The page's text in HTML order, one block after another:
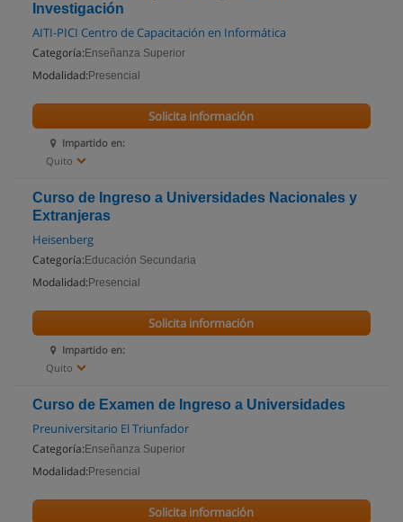
Investigación
AITI-PICI Centro de Capacitación en Informática
Categoría: Enseñanza Superior
Modalidad: Presencial
Impartido en:
Quito
Solicita información
Curso de Ingreso a Universidades Nacionales y
Extranjeras
Heisenberg
Categoría: Educación Secundaria
Modalidad: Presencial
Impartido en:
Quito
Solicita información
Curso de Examen de Ingreso a Universidades
Preuniversitario El Triunfador
Categoría: Enseñanza Superior
Modalidad: Presencial
Solicita información